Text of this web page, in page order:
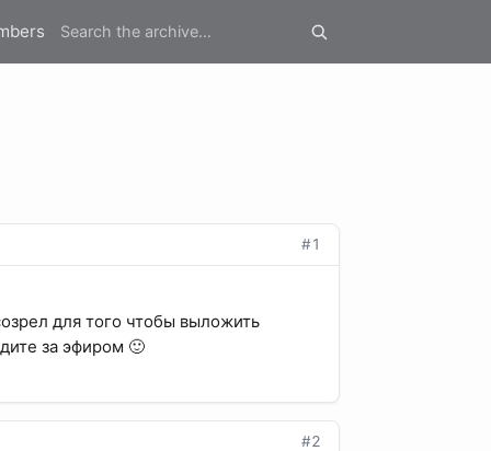
#1
для того чтобы выложить
за эфиром 🙂
#2